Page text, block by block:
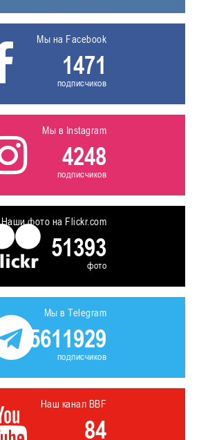
Мы на Facebook
1471
подписчиков
Мы в Instagram
4248
подписчиков
Наши фото на Flickr.com
51393
фото
Мы в Telegram
5611929
подписчиков
Наш канал BBF
84